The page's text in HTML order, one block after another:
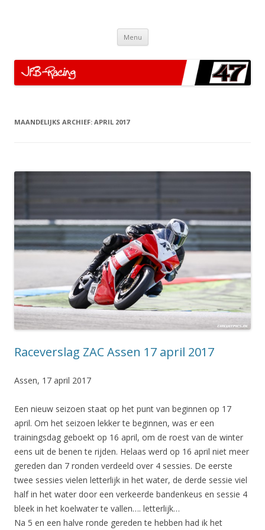
Menu Spring
de
inhoud
MAANDELIJKS ARCHIEF: APRIL 2017
Raceverslag ZAC Assen 17 april 2017
Assen, 17 april 2017
Een nieuw seizoen staat op het punt van beginnen op 17
april. Om het seizoen lekker te beginnen, was er een
trainingsdag geboekt op 16 april, om de roest van de winter
eens uit de benen te rijden. Helaas werd op 16 april niet meer
gereden dan 7 ronden verdeeld over 4 sessies. De eerste
twee sessies vielen letterlijk in het water, de derde sessie viel
half in het water door een verkeerde bandenkeus en sessie 4
bleek in het koelwater te vallen…. letterlijk…
Na 5 en een halve ronde gereden te hebben had ik het